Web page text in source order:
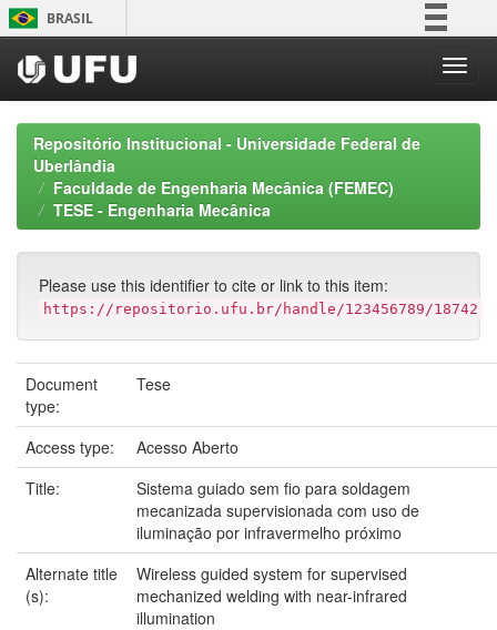
Skip
navigation
BRASIL
Participe
Acesso à informação
Legislação
Repositório Institucional - Universidade Federal de
Uberlândia
Faculdade de Engenharia Mecânica (FEMEC)
TESE - Engenharia Mecânica
Please use this identifier to cite or link to this item:
https://repositorio.ufu.br/handle/123456789/18742
Document
type:
Tese
Access type:
Acesso Aberto
Title:
Sistema guiado sem fio para soldagem
mecanizada supervisionada com uso de
iluminação por infravermelho próximo
Alternate title
(s):
Wireless guided system for supervised
mechanized welding with near-infrared
illumination